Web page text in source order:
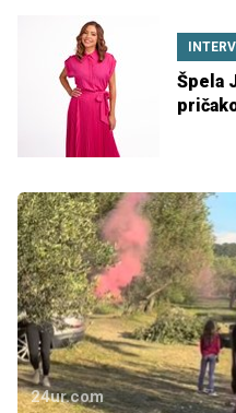
Špela
24ur.com